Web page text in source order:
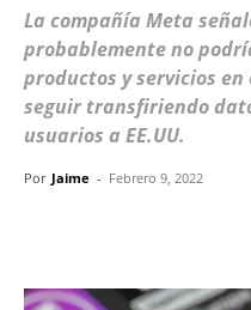
La compañía Meta
probablemente no
productos y servicios
seguir transfiriendo
usuarios a EE.UU.
Por Jaime - Febrero 9, 2022